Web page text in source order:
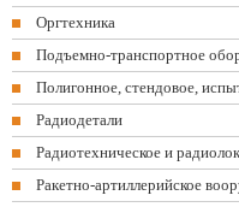
Оргтехника
Подъемно-транспортное
Полигонное, стендовое,
Радиодетали
Радиотехническое и
Ракетно-артиллерийское